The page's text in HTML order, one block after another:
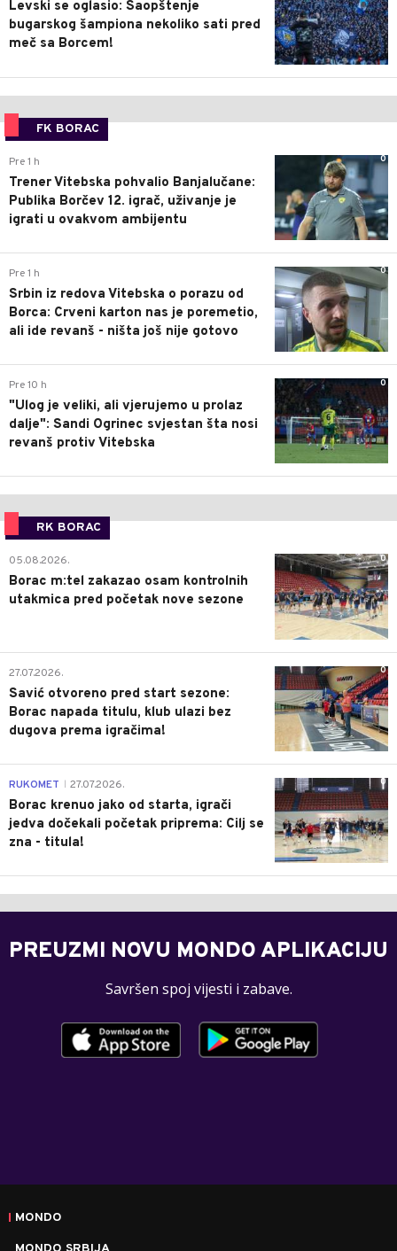
Levski se oglasio: Saopštenje
bugarskog šampiona nekoliko sati pred
meč sa Borcem!
FK BORAC
0
Pre 1 h
Trener Vitebska pohvalio Banjalučane:
Publika Borčev 12. igrač, uživanje je
igrati u ovakvom ambijentu
0
Pre 1 h
Srbin iz redova Vitebska o porazu od
Borca: Crveni karton nas je poremetio,
ali ide revanš - ništa još nije gotovo
0
Pre 10 h
"Ulog je veliki, ali vjerujemo u prolaz
dalje": Sandi Ogrinec svjestan šta nosi
revanš protiv Vitebska
RK BORAC
0
05.08.2026.
Borac m:tel zakazao osam kontrolnih
utakmica pred početak nove sezone
0
27.07.2026.
Savić otvoreno pred start sezone:
Borac napada titulu, klub ulazi bez
dugova prema igračima!
0
RUKOMET 27.07.2026.
Borac krenuo jako od starta, igrači
jedva dočekali početak priprema: Cilj se
zna - titula!
PREUZMI NOVU MONDO APLIKACIJU
Savršen spoj vijesti i zabave.
MONDO